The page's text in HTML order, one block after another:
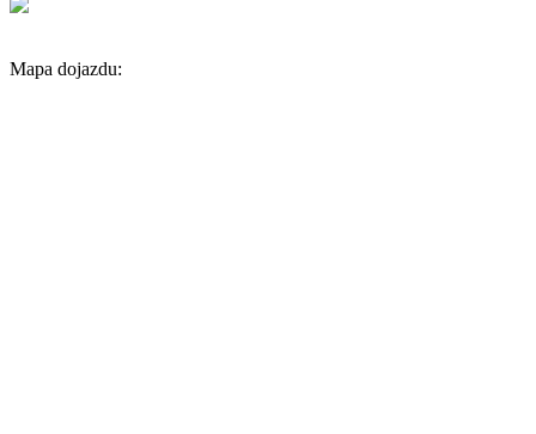
Mapa dojazdu: